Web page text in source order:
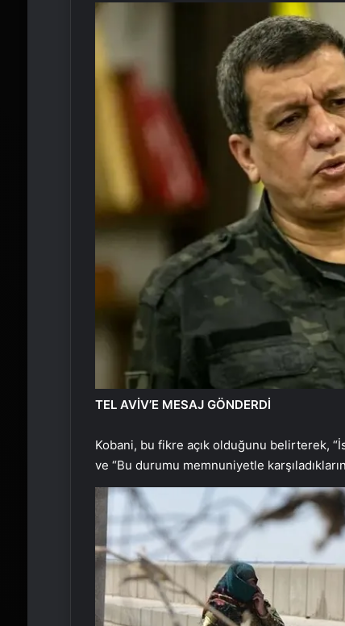
TEL AVİV’E MESAJ GÖNDERDİ
Kobani, bu fikre açık olduğunu belirterek,
ve “Bu durumu memnuniyetle